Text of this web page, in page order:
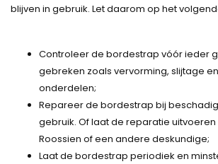
blijven in gebruik. Let daarom op het
Controleer de bordestrap vóór ieder
gebreken zoals vervorming, slijtage
onderdelen;
Repareer de bordestrap bij
gebruik. Of laat de reparatie uitvoeren
Roossien of een andere deskundige;
Laat de bordestrap periodiek en